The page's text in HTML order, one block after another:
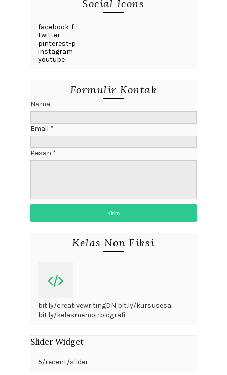
Social Icons
facebook-f
twitter
pinterest-p
instagram
youtube
Formulir Kontak
Nama
Email *
Pesan *
Kelas Non Fiksi
bit.ly/creativewritingDN bit.ly/kursusesai
bit.ly/kelasmemoirbiografi
Slider Widget
5/recent/slider